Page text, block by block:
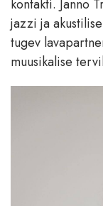
kontakti. Janno
jazzi ja
tugev
muusikalise